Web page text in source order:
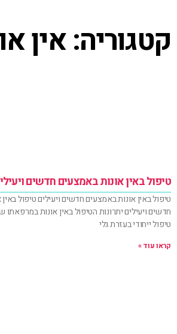
קטגוריה: אין
טיפול באין אונות באמצעים חדשים
טיפול באין אונות באמצעים חדשים ויעילים טיפול
חדשים ויעילים יתרונות הטיפול באין אונות במרפאתו
טיפול ייחודי בעזרת גלי
קראו עוד »